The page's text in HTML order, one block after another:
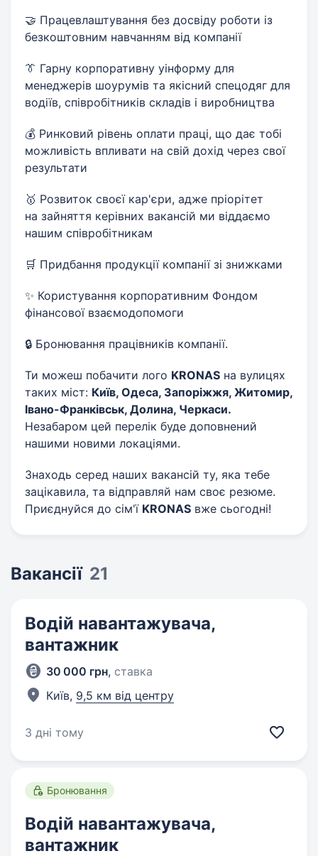
🤝 Працевлаштування без досвіду роботи із
безкоштовним навчанням від компанії
👔 Гарну корпоративну уінформу для
менеджерів шоурумів та якісний спецодяг для
водіїв, співробітників складів і виробництва
💰 Ринковий рівень оплати праці, що дає тобі
можливість впливати на свій дохід через свої
результати
🥇 Розвиток своєї кар'єри, адже пріорітет
на зайняття керівних вакансій ми віддаємо
нашим співробітникам
🛒 Придбання продукції компанії зі знижками
✨ Користування корпоративним Фондом
фінансової взаємодопомоги
🔒 Бронювання працівників компанії.
Ти можеш побачити лого KRONAS на вулицях
таких міст: Київ, Одеса, Запоріжжя, Житомир,
Івано-Франківськ, Долина, Черкаси.
Незабаром цей перелік буде доповнений
нашими новими локаціями.
Знаходь серед наших вакансій ту, яка тебе
зацікавила, та відправляй нам своє резюме.
Приєднуйся до сім'ї KRONAS вже сьогодні!
Вакансії 21
Водій навантажувача,
вантажник
30 000 грн, ставка
Київ, 9,5 км від центру
3 дні тому
Бронювання
Водій навантажувача,
вантажник